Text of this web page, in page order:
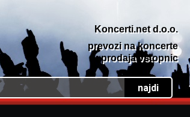
Koncerti.net d.o.o.
prevozi na koncerte
prodaja vstopnic